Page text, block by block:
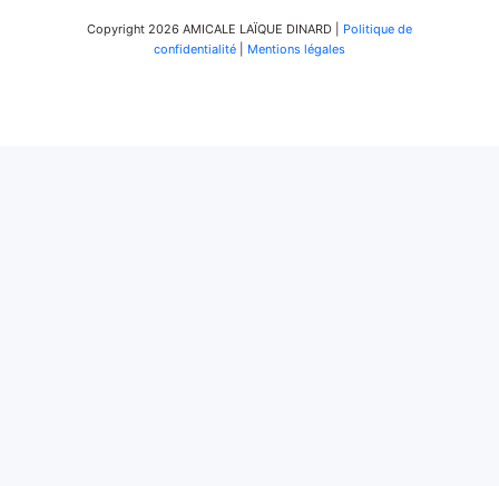
Copyright 2026 AMICALE LAÏQUE DINARD | Politique de
confidentialité
Mentions légales